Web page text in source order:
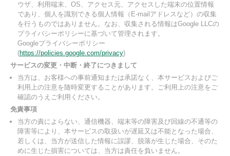
ウザ、利用端末、OS、アクセス元、アクセスした端末の位置情報
であり、個人を識別できる個人情報（E-mailアドレスなど）の収集
を行うものではありません。なお、収集される情報はGoogle LLCの
プライバシーポリシーに基づいて管理されます。
Googleプライバシーポリシー
(https://policies.google.com/privacy)
サービスの変更・中断・終了につきまして
当方は、お客様への事前通知または承諾なく、本サービスおよびご
利用上の注意を随時変更することがあります。ご利用上の注意をご
確認のうえご利用ください。
免責事項
当方の責によらない、通信機器、端末等の障害及び回線の不通等の
障害等により、本サービスの取扱いが遅延又は不能となった場合、
若しくは、当方が送信した情報に誤謬、脱落が生じた場合、そのた
めに生じた損害については、当方は責任を負いません。